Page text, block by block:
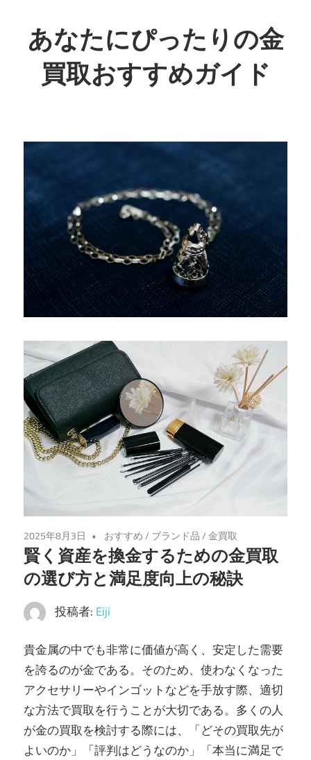
ン
テ
キ
プ
あなたにぴったりの金
買取おすすめガイド
お
に！
あ
に
最
な
金
の
売
却
先
を
見
つ
手
助
け
を
し
ま
す。
2025年8月3日 おすすめ/ ブランド品/金買取
賢く資産を換金するための金買取
の選び方と満足度向上の秘訣
投稿者: Eiji
貴金属の中でも非常に価値が高く、安定した需要
を誇るのが金である。 そのため、使わなくなった
アクセサリーやインゴットなどを手放す際、適切
な方法で買取を行うことが大切である。多くの人
が金の買取を検討する際には、「どその買取先が
よいのか」「評判はどうなのか」「本当に満足で